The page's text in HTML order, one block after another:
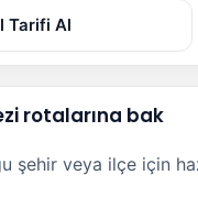
Tarifi Al
rotalarına bak
şehir veya ilçe için